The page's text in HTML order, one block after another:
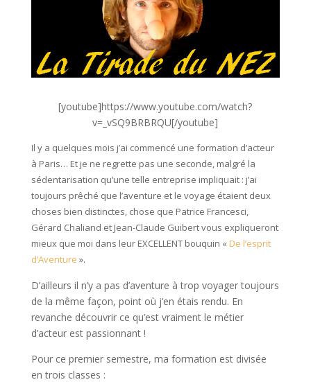
[youtube]https://www.youtube.com/watch?
v=_vSQ9BRBRQU[/youtube]
Il y a quelques mois j’ai commencé une formation d’acteur
à Paris… Et je ne regrette pas une seconde, malgré la
sédentarisation qu’une telle entreprise impliquait : j’ai
toujours prêché que l’aventure et le voyage étaient deux
choses bien distinctes, chose que Patrice Francesci,
Gérard Chaliand et Jean-Claude Guibert vous expliqueront
mieux que moi dans leur EXCELLENT bouquin «De l’esprit
d’Aventure ».
D’ailleurs il n’y a pas d’aventure à trop voyager toujours
de la même façon, point où j’en étais rendu. En
revanche découvrir ce qu’est vraiment le métier
d’acteur est passionnant !
Pour ce premier semestre, ma formation est divisée
en trois classes :